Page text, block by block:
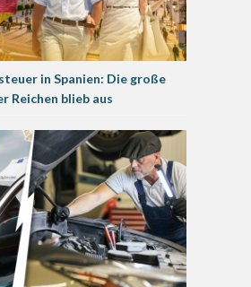
in Spanien: Die große
Reichen blieb aus